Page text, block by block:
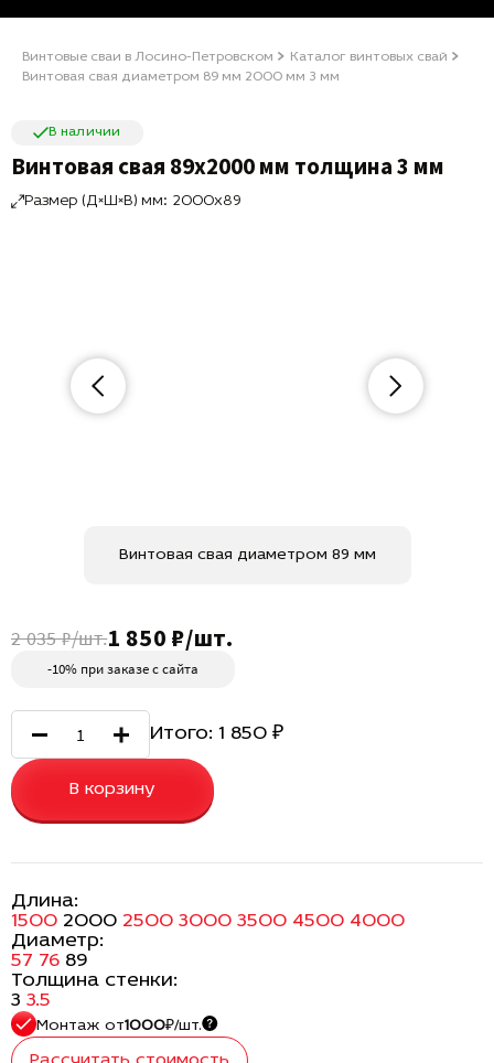
Винтовые сваи в Лосино-Петровском
Каталог винтовых свай
Винтовая свая диаметром 89 мм 2000 мм 3 мм
В наличии
Винтовая свая 89х2000 мм толщина 3 мм
Размер (Д×Ш×В) мм: 2000x89
2 035 ₽/шт.1 850 ₽/шт.
-10% при заказе с сайта
Итого: 1 850 ₽
В корзину
Длина:
1500 2000 2500 3000 3500 4500 4000
Диаметр:
57 76 89
Толщина стенки:
3 3.5
Монтаж от1000₽/шт.
Винтовая свая диаметром 89 мм